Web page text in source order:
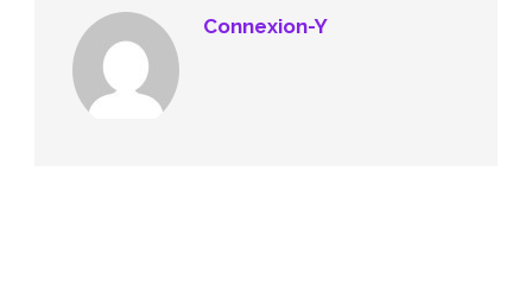
Connexion-Y